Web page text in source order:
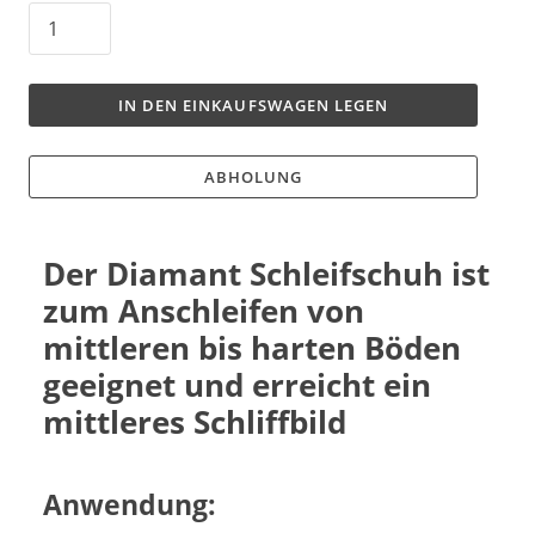
IN DEN EINKAUFSWAGEN LEGEN
ABHOLUNG
Der Diamant Schleifschuh ist
zum Anschleifen von
mittleren bis harten Böden
geeignet und erreicht ein
mittleres Schliffbild
Anwendung: